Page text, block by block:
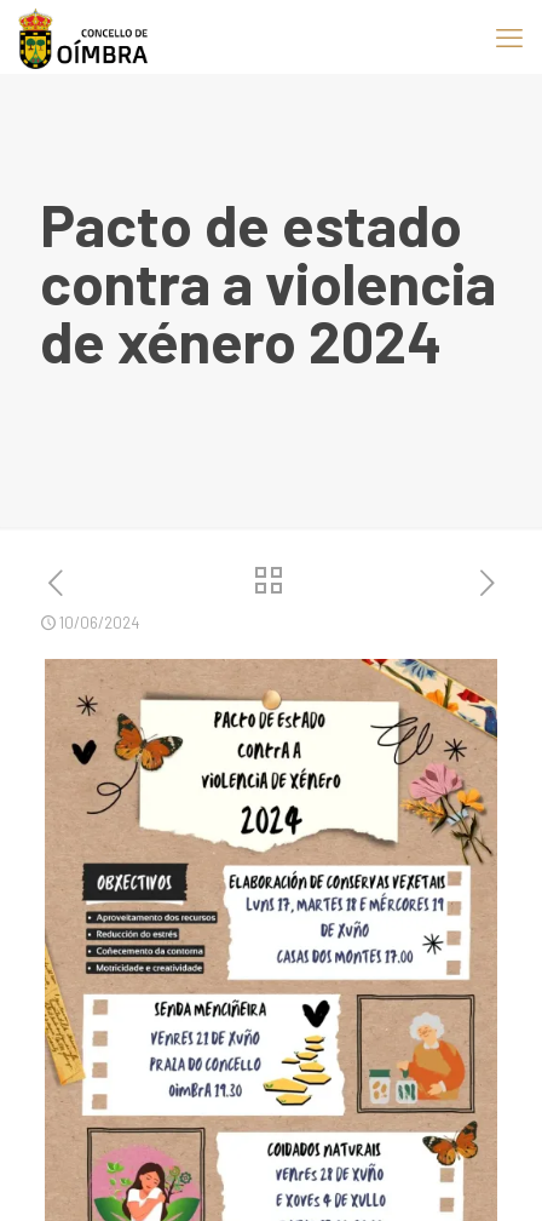
Pacto de estado
contra a violencia
de xénero 2024
10/06/2024